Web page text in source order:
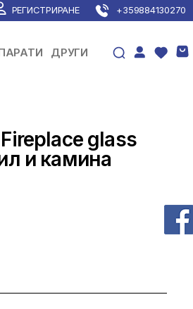
РЕГИСТРИРАНЕ +359884130270
ДРУГИ
glass
и камина